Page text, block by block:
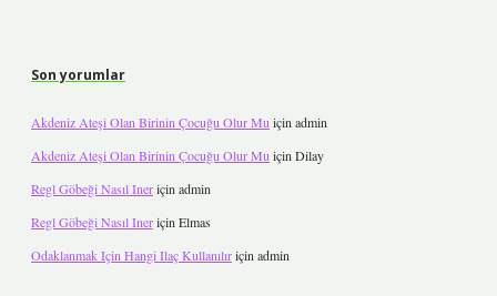
Son yorumlar
Akdeniz Ateşi Olan Birinin Çocuğu Olur Mu için admin
Akdeniz Ateşi Olan Birinin Çocuğu Olur Mu için Dilay
Regl Göbeği Nasıl Ineriçin admin
Regl Göbeği Nasıl Ineriçin Elmas
Odaklanmak Için Hangi Ilaç Kullanılıriçin admin